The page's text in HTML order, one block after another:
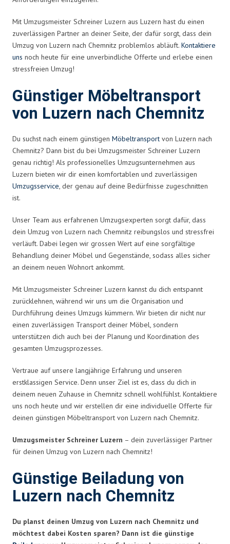
Mit Umzugsmeister Schreiner Luzern aus Luzern hast du einen
zuverlässigen Partner an deiner Seite, der dafür sorgt, dass dein
Umzug von Luzern nach Chemnitz problemlos abläuft. Kontaktiere
uns noch heute für eine unverbindliche Offerte und erlebe einen
stressfreien Umzug!
Günstiger Möbeltransport
von Luzern nach Chemnitz
Du suchst nach einem günstigen Möbeltransport von Luzern nach
Chemnitz? Dann bist du bei Umzugsmeister Schreiner Luzern
genau richtig! Als professionelles Umzugsunternehmen aus
Luzern bieten wir dir einen komfortablen und zuverlässigen
Umzugsservice, der genau auf deine Bedürfnisse zugeschnitten
ist.
Unser Team aus erfahrenen Umzugsexperten sorgt dafür, dass
dein Umzug von Luzern nach Chemnitz reibungslos und stressfrei
verläuft. Dabei legen wir grossen Wert auf eine sorgfältige
Behandlung deiner Möbel und Gegenstände, sodass alles sicher
an deinem neuen Wohnort ankommt.
Mit Umzugsmeister Schreiner Luzern kannst du dich entspannt
zurücklehnen, während wir uns um die Organisation und
Durchführung deines Umzugs kümmern. Wir bieten dir nicht nur
einen zuverlässigen Transport deiner Möbel, sondern
unterstützen dich auch bei der Planung und Koordination des
gesamten Umzugsprozesses.
Vertraue auf unsere langjährige Erfahrung und unseren
erstklassigen Service. Denn unser Ziel ist es, dass du dich in
deinem neuen Zuhause in Chemnitz schnell wohlfühlst. Kontaktiere
uns noch heute und wir erstellen dir eine individuelle Offerte für
deinen günstigen Möbeltransport von Luzern nach Chemnitz.
Umzugsmeister Schreiner Luzern – dein zuverlässiger Partner
für deinen Umzug von Luzern nach Chemnitz!
Günstige Beiladung von
Luzern nach Chemnitz
Du planst deinen Umzug von Luzern nach Chemnitz und
möchtest dabei Kosten sparen? Dann ist die günstige